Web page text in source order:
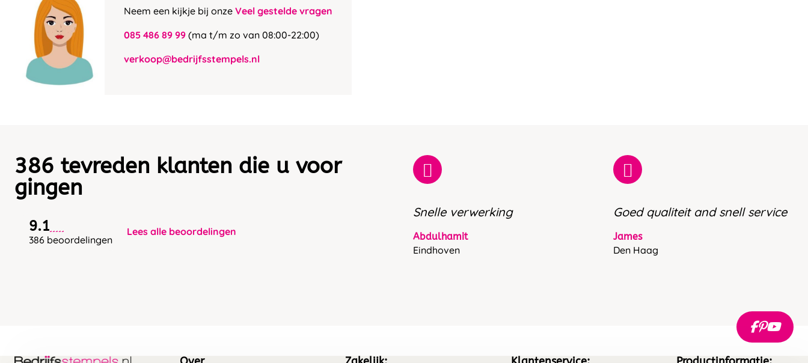
Neem een kijkje bij onze Veel gestelde vragen
085 486 89 99 (ma t/m zo van 08:00-22:00)
verkoop@bedrijfsstempels.nl
386 tevreden klanten die u voor
gingen
9.1
386 beoordelingen
Lees alle beoordelingen
Snelle verwerking
Abdulhamit
Eindhoven
Goed qualiteit and snell service
James
Den Haag